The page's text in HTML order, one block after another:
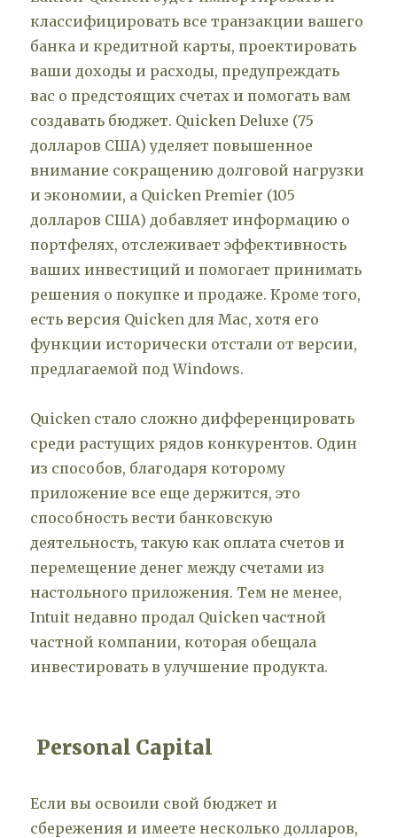
классифицировать все транзакции вашего
банка и кредитной карты, проектировать
ваши доходы и расходы, предупреждать
вас о предстоящих счетах и помогать вам
создавать бюджет. Quicken Deluxe (75
долларов США) уделяет повышенное
внимание сокращению долговой нагрузки
и экономии, а Quicken Premier (105
долларов США) добавляет информацию о
портфелях, отслеживает эффективность
ваших инвестиций и помогает принимать
решения о покупке и продаже. Кроме того,
есть версия Quicken для Mac, хотя его
функции исторически отстали от версии,
предлагаемой под Windows.
Quicken стало сложно дифференцировать
среди растущих рядов конкурентов. Один
из способов, благодаря которому
приложение все еще держится, это
способность вести банковскую
деятельность, такую как оплата счетов и
перемещение денег между счетами из
настольного приложения. Тем не менее,
Intuit недавно продал Quicken частной
частной компании, которая обещала
инвестировать в улучшение продукта.
Personal Capital
Если вы освоили свой бюджет и
сбережения и имеете несколько долларов,